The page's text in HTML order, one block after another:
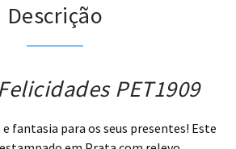
Descrição
PET1909
fantasia para os seus presentes! Este